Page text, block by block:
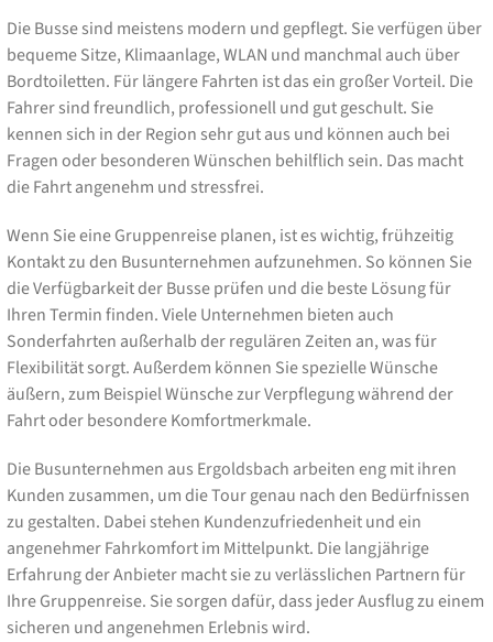
Die Busse sind meistens modern und gepflegt. Sie verfügen über
bequeme Sitze, Klimaanlage, WLAN und manchmal auch über
Bordtoiletten. Für längere Fahrten ist das ein großer Vorteil. Die
Fahrer sind freundlich, professionell und gut geschult. Sie
kennen sich in der Region sehr gut aus und können auch bei
Fragen oder besonderen Wünschen behilflich sein. Das macht
die Fahrt angenehm und stressfrei.
Wenn Sie eine Gruppenreise planen, ist es wichtig, frühzeitig
Kontakt zu den Busunternehmen aufzunehmen. So können Sie
die Verfügbarkeit der Busse prüfen und die beste Lösung für
Ihren Termin finden. Viele Unternehmen bieten auch
Sonderfahrten außerhalb der regulären Zeiten an, was für
Flexibilität sorgt. Außerdem können Sie spezielle Wünsche
äußern, zum Beispiel Wünsche zur Verpflegung während der
Fahrt oder besondere Komfortmerkmale.
Die Busunternehmen aus Ergoldsbach arbeiten eng mit ihren
Kunden zusammen, um die Tour genau nach den Bedürfnissen
zu gestalten. Dabei stehen Kundenzufriedenheit und ein
angenehmer Fahrkomfort im Mittelpunkt. Die langjährige
Erfahrung der Anbieter macht sie zu verlässlichen Partnern für
Ihre Gruppenreise. Sie sorgen dafür, dass jeder Ausflug zu einem
sicheren und angenehmen Erlebnis wird.